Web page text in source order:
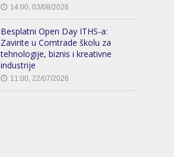
🕔 14:00, 03/08/2026
Besplatni Open Day ITHS-a:
Zavirite u Comtrade školu za
tehnologije, biznis i kreativne
industrije
🕔 11:00, 22/07/2026